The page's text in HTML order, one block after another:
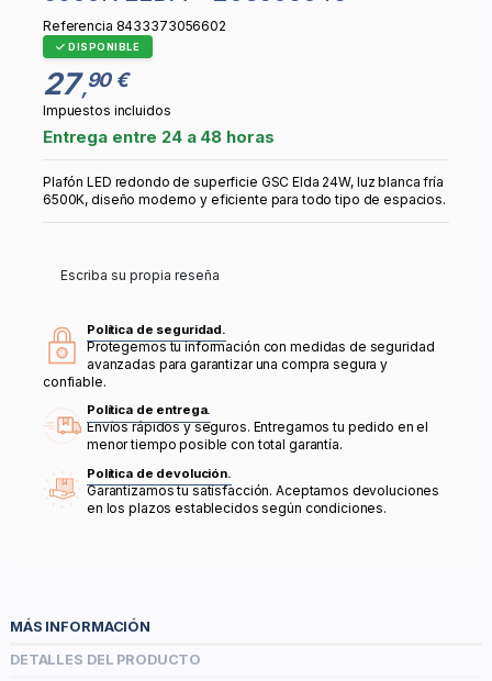
Referencia 8433373056602
DISPONIBLE
27 ,90 €
Impuestos incluidos
Entrega entre 24 a 48 horas
Plafón LED redondo de superficie GSC Elda 24W, luz blanca fría
6500K, diseño moderno y eficiente para todo tipo de espacios.
Escriba su propia reseña
Política de seguridad.
Protegemos tu información con medidas de seguridad
avanzadas para garantizar una compra segura y
confiable.
Política de entrega.
Envíos rápidos y seguros. Entregamos tu pedido en el
menor tiempo posible con total garantía.
Política de devolución.
Garantizamos tu satisfacción. Aceptamos devoluciones
en los plazos establecidos según condiciones.
MÁS INFORMACIÓN
DETALLES DEL PRODUCTO